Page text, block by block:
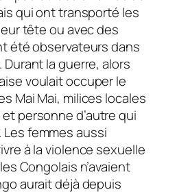
qui ont transporté les
tête ou avec des
été observateurs dans
la guerre, alors
voulait occuper le
Mai Mai, milices locales
personne d’autre qui
femmes aussi
à la violence sexuelle
Congolais n’avaient
aurait déjà depuis